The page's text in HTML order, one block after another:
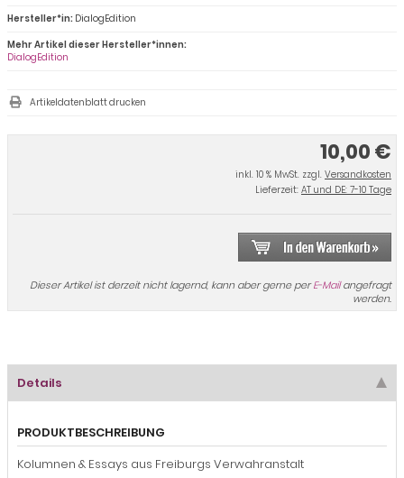
10,00 €
inkl. 10 % MwSt. zzgl. Versandkosten
Lieferzeit: AT und DE: 7-10 Tage
Dieser Artikel ist derzeit nicht lagernd, kann aber gerne perE-Mailangefragt
werden.
Hersteller*in: DialogEdition
Mehr Artikel dieser Hersteller*innen:
DialogEdition
Artikeldatenblatt drucken
Details
PRODUKTBESCHREIBUNG
Kolumnen & Essays aus Freiburgs Verwahranstalt